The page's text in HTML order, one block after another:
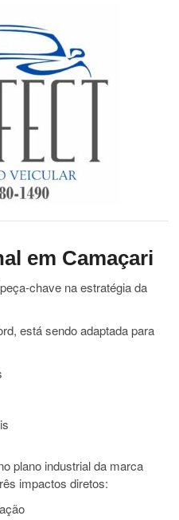
em Camaçari
chave na estratégia da
está sendo adaptada para
plano industrial da marca
impactos diretos: